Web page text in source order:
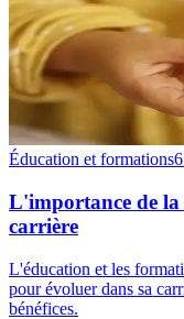
Éducation et formations6
L'importance de
carrière
L'éducation et les
pour évoluer dans sa
bénéfices.